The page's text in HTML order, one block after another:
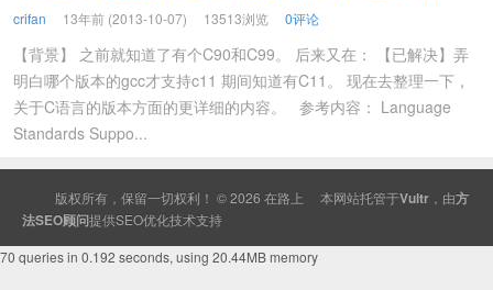
crifan 13年前 (2013-10-07) 13513浏览 0评论
【背景】 之前就知道了有个C90和C99。 后来又在： 【已解决】弄
明白哪个版本的gcc才支持c11 期间知道有C11。 现在去整理一下，
关于C语言的版本方面的更详细的内容。 参考内容： Language
Standards Suppo...
版权所有，保留一切权利！ © 2026 在路上 本网站托管于Vultr ，由方
法SEO顾问提供SEO优化技术支持
70 queries in 0.192 seconds, using 20.44MB memory